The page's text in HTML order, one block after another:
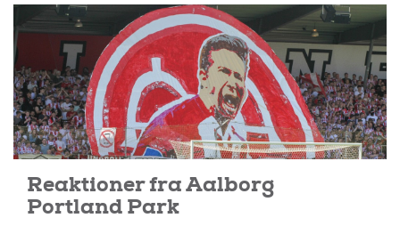
Reaktioner fra Aalborg
Portland Park